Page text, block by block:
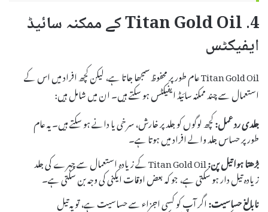
4. Titan Gold Oil کے ممکنہ سائیڈ
ایفیکٹس
Titan Gold Oil عام طور پر محفوظ سمجھا جاتا ہے، لیکن کچھ افراد میں اس کے
استعمال سے چند ممکنہ سائیڈ ایفیکٹس ہو سکتے ہیں۔ ان میں شامل ہیں:
جلدی رد عمل:کچھ لوگوں کو جلد پر خارش، سرخی یا دانے ہو سکتے ہیں۔ یہ عام
طور پر حساس جلد والے افراد میں ہوتا ہے۔
بڑھتا ہوا تیل پن:
Titan Gold Oil کے زیادہ استعمال سے چہرے کی جلد
زیادہ تیل دار ہو سکتی ہے، جو کہ بعض اوقات ایکنی کی وجہ بن سکتی ہے۔
نابالغ حساسیت:اگر آپ کو کسی اجزاء سے حساسیت ہے، تو یہ تیل